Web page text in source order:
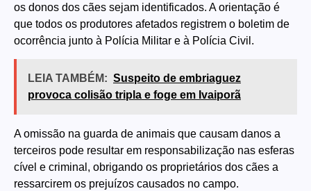
os donos dos cães sejam identificados. A orientação é
que todos os produtores afetados registrem o boletim de
ocorrência junto à Polícia Militar e à Polícia Civil.
LEIA TAMBÉM: Suspeito de embriaguez
provoca colisão tripla e foge em Ivaiporã
A omissão na guarda de animais que causam danos a
terceiros pode resultar em responsabilização nas esferas
cível e criminal, obrigando os proprietários dos cães a
ressarcirem os prejuízos causados no campo.